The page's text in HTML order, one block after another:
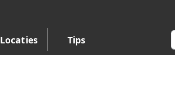
Locaties Tips